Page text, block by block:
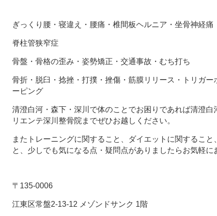
ぎっくり腰・寝違え・腰痛・椎間板ヘルニア・坐骨神経痛
脊柱管狭窄症
骨盤・骨格の歪み・姿勢矯正・交通事故・むち打ち
骨折・脱臼・捻挫・打撲・挫傷・筋膜リリース・トリガー
ーピング
清澄白河・森下・深川で体のことでお困りであれば清澄
リエンテ深川整骨院までぜひお越しください。
またトレーニングに関すること、ダイエットに関するこ
と、少しでも気になる点・疑問点がありましたらお気軽に
〒135-0006
江東区常盤2-13-12 メゾンドサンク 1階